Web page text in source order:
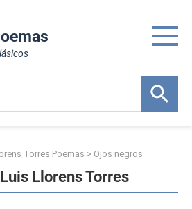
Torres Poemas > Ojos negros
Llorens Torres